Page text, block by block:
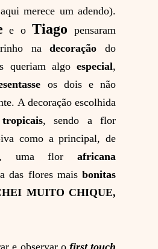
merece um adendo).
e oTiago pensaram
nadecoração do
queriam algo especial,
os dois e não
A decoração escolhida
, sendo a flor
como a principal, de
uma flor africana
das flores mais bonitas
MUITO CHIQUE,